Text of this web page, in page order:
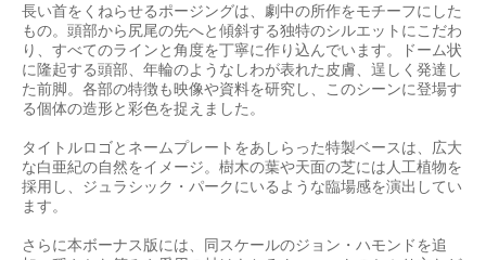
長い首をくねらせるポージングは、劇中の所作をモチーフにした
もの。頭部から尻尾の先へと傾斜する独特のシルエットにこだわ
り、すべてのラインと角度を丁寧に作り込んでいます。ドーム状
に隆起する頭部、年輪のようなしわが表れた皮膚、逞しく発達し
た前脚。各部の特徴も映像や資料を研究し、このシーンに登場す
る個体の造形と彩色を捉えました。
タイトルロゴとネームプレートをあしらった特製ベースは、広大
な白亜紀の自然をイメージ。樹木の葉や天面の芝には人工植物を
採用し、ジュラシック・パークにいるような臨場感を演出してい
ます。
さらに本ボーナス版には、同スケールのジョン・ハモンドを追